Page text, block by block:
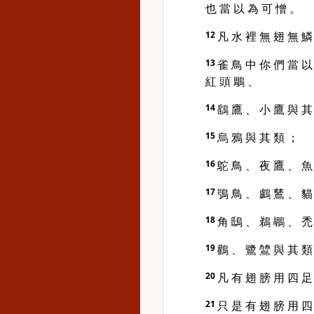
也 當 以 為 可 憎 。
12 凡 水 裡 無 翅 無
13雀 鳥 中 你 們 當
紅 頭 鵰 、
14鷂 鷹 、 小 鷹 與
15烏 鴉 與 其 類 ；
16鴕 鳥 、 夜 鷹 、
17鴞 鳥 、 鸕 鶿 、
18角 鴟 、 鵜 鶘 、
19鸛 、 鷺 鷥 與 其
20 凡 有 翅 膀 用 四
21 只 是 有 翅 膀 用